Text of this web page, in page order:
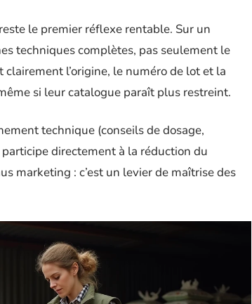
reste le premier réflexe rentable. Sur un
techniques complètes, pas seulement le
l’origine, le numéro de lot et la
si leur catalogue paraît plus restreint.
technique (conseils de dosage,
directement à la réduction du
marketing : c’est un levier de maîtrise des